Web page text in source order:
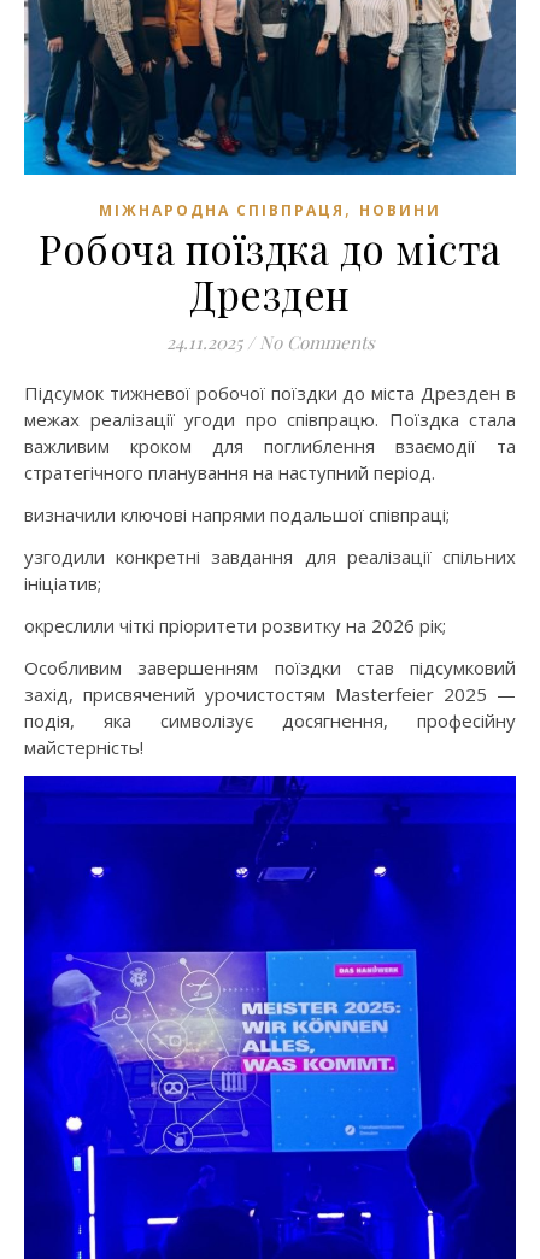
МІЖНАРОДНА СПІВПРАЦЯ , НОВИНИ
Робоча поїздка до міста
Дрезден
24.11.2025 / No Comments
Підсумок тижневої робочої поїздки до міста Дрезден в
межах реалізації угоди про співпрацю. Поїздка стала
важливим кроком для поглиблення взаємодії та
стратегічного планування на наступний період.
визначили ключові напрями подальшої співпраці;
узгодили конкретні завдання для реалізації спільних
ініціатив;
окреслили чіткі пріоритети розвитку на 2026 рік;
Особливим завершенням поїздки став підсумковий
захід, присвячений урочистостям Masterfeier 2025 —
подія, яка символізує досягнення, професійну
майстерність!